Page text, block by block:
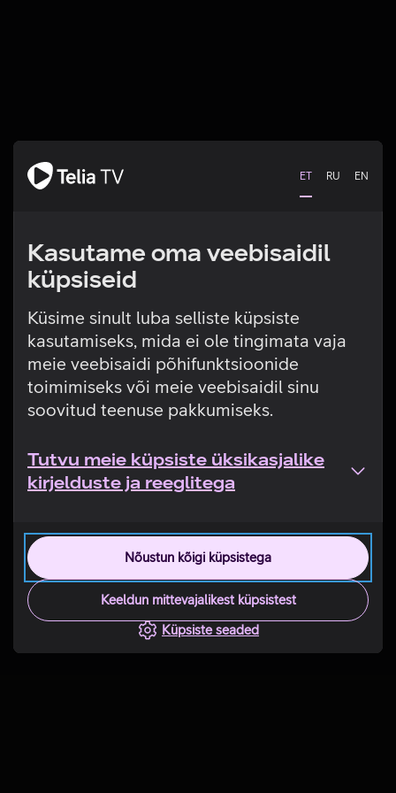
ET RU EN
Kasutame oma veebisaidil
küpsiseid
Küsime sinult luba selliste küpsiste
kasutamiseks, mida ei ole tingimata vaja
meie veebisaidi põhifunktsioonide
toimimiseks või meie veebisaidil sinu
soovitud teenuse pakkumiseks.
Tutvu meie küpsiste üksikasjalike
kirjelduste ja reeglitega
Nõustun kõigi küpsistega
Keeldun mittevajalikest küpsistest
Küpsiste seaded
Tehniline viga